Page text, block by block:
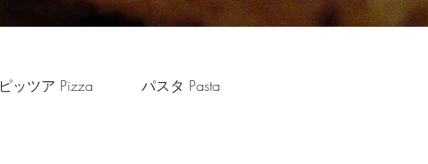
ピッツア Pizza パスタ Pasta